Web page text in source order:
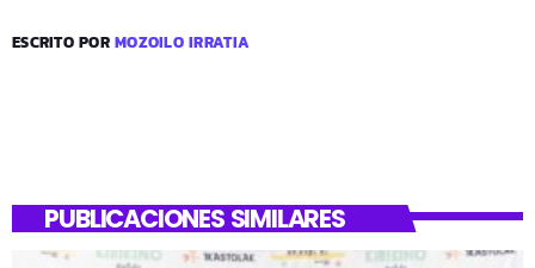
ESCRITO PORMOZOILO IRRATIA
PUBLICACIONES SIMILARES